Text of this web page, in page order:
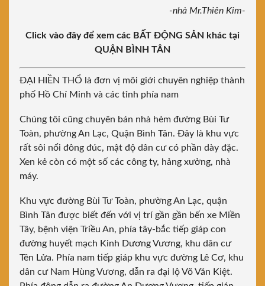
-nhà Mr.Thiên Kim-
Click vào đây để xem các BẤT ĐỘNG SẢN khác tại
QUẬN BÌNH TÂN
ĐẠI HIỀN THỔ là đơn vị môi giới chuyên nghiệp thành
phố Hồ Chí Minh và các tỉnh phía nam
Chúng tôi cũng chuyên bán nhà hẻm đường Bùi Tư
Toàn, phường An Lạc, Quận Bình Tân. Đây là khu vực
rất sôi nổi đông đúc, mật độ dân cư có phần dày đặc.
Xen kẻ còn có một số các công ty, hảng xưởng, nhà
máy.
Khu vực đường Bùi Tư Toàn, phường An Lạc, quận
Bình Tân được biết đến với vị trí gần gần bến xe Miền
Tây, bệnh viện Triều An, phía tây-bắc tiếp giáp con
đường huyết mạch Kinh Dương Vương, khu dân cư
Tên Lửa. Phía nam tiếp giáp khu vực đường Lê Cơ, khu
dân cư Nam Hùng Vương, dẫn ra đại lộ Võ Văn Kiệt.